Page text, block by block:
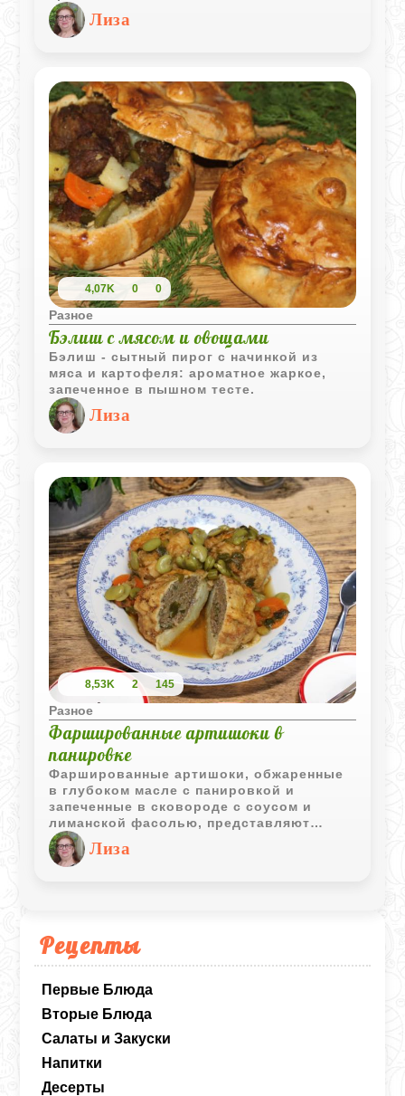
Рецепты
Первые Блюда
Вторые Блюда
Салаты и Закуски
Напитки
Десерты
готовятся из теста, окрашенного в
разные цвета с использованием
натуральных ингредиентов, таких как
из этих овощей, что не только придает
тесту яркие оттенки, но и улучшает вкус.
Лиза
4,07K 0 0
Разное
Бэлиш с мясом и овощами
Бэлиш - сытный пирог с начинкой из
мяса и картофеля: ароматное жаркое,
запеченное в пышном тесте.
Лиза
8,53K 2 145
Разное
Фаршированные артишоки в
панировке
Фаршированные артишоки, обжаренные
в глубоком масле с панировкой и
запеченные в сковороде с соусом и
лиманской фасолью, представляют
собой изысканное блюдо. Это сочетание
текстур и вкусов обещает настоящее
кулинарное наслаждение.
Лиза